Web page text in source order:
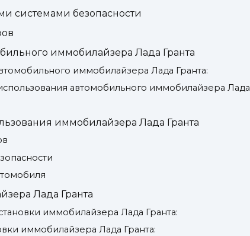
системами безопасности
иммобилайзера Лада Гранта
иммобилайзера Лада Гранта:
автомобильного иммобилайзера Лада
иммобилайзера Лада Гранта
Лада Гранта
иммобилайзера Лада Гранта:
иммобилайзера Лада Гранта: